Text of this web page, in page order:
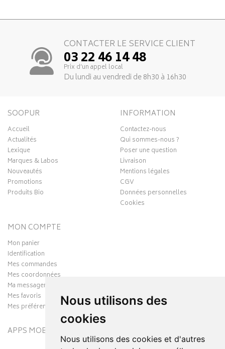
Nous utilisons des
cookies
Nous utilisons des cookies et d'autres
CONTACTER LE SERVICE CLIENT
03 22 46 14 48
Prix d’un appel local
Du lundi au vendredi de 8h30 à 16h30
SOOPUR
Accueil
Actualités
Lexique
Marques & Labos
Nouveautés
Promotions
Produits Bio
INFORMATION
Contactez-nous
Qui sommes-nous ?
Poser une question
Livraison
Mentions légales
CGV
Données personnelles
Cookies
MON COMPTE
Mon panier
Identification
Mes commandes
Mes coordonnées
Ma messagerie
Mes favoris
Mes préférences Cookies
APPS MOBILES